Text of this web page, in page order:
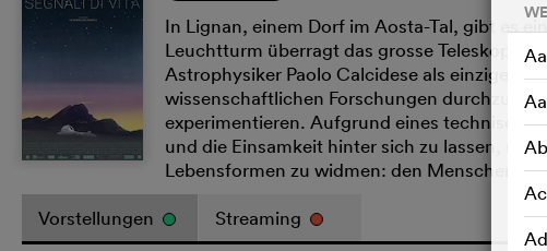
In Lignan, einem Dorf im Aosta-Tal, gibt es
Leuchtturm überragt das grosse Teleskop
Astrophysiker Paolo Calcidese als einziger
wissenschaftlichen Forschungen
experimentieren. Aufgrund eines
und die Einsamkeit hinter sich zu lassen, um
Lebensformen zu widmen: den Menschen.
Vorstellungen Streaming